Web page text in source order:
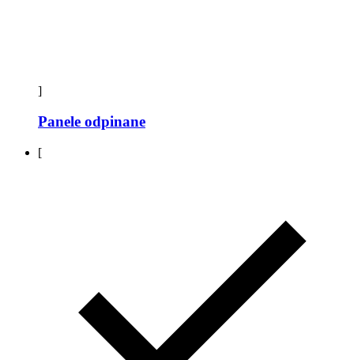
]
Panele odpinane
[